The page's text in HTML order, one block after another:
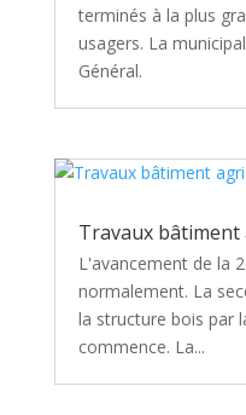
terminés à la plus
usagers. La
Général.
Travaux bâtiment
L'avancement de la
normalement. La
la structure bois par
commence. La...